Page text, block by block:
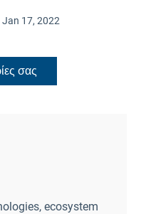
Jan 17, 2022
σας
ecosystem